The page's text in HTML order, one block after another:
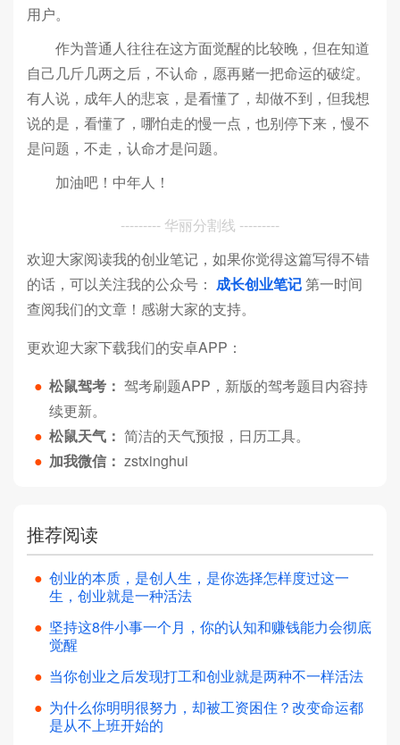
用户。
作为普通人往往在这方面觉醒的比较晚，但在知道
自己几斤几两之后，不认命，愿再赌一把命运的破绽。
有人说，成年人的悲哀，是看懂了，却做不到，但我想
说的是，看懂了，哪怕走的慢一点，也别停下来，慢不
是问题，不走，认命才是问题。
加油吧！中年人！
--------- 华丽分割线 ---------
欢迎大家阅读我的创业笔记，如果你觉得这篇写得不错
的话，可以关注我的公众号： 成长创业笔记第一时间
查阅我们的文章！感谢大家的支持。
更欢迎大家下载我们的安卓APP：
● 松鼠驾考： 驾考刷题APP，新版的驾考题目内容持
续更新。
● 松鼠天气： 简洁的天气预报，日历工具。
● 加我微信： zstxinghui
推荐阅读
● 创业的本质，是创人生，是你选择怎样度过这一
生，创业就是一种活法
● 坚持这8件小事一个月，你的认知和赚钱能力会彻底
觉醒
● 当你创业之后发现打工和创业就是两种不一样活法
● 为什么你明明很努力，却被工资困住？改变命运都
是从不上班开始的